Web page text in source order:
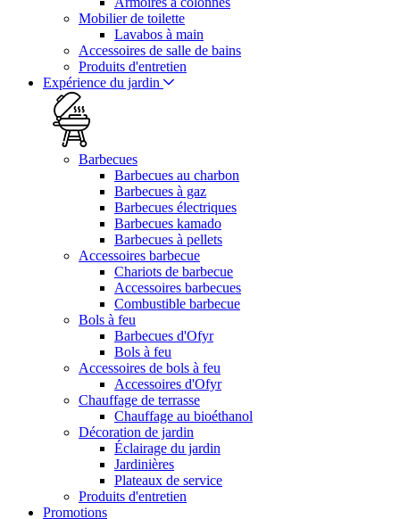
Mobilier de toilette
Lavabos à main
Accessoires de salle de bains
Produits d'entretien
Expérience du jardin
Barbecues
Barbecues au charbon
Barbecues à gaz
Barbecues électriques
Barbecues kamado
Barbecues à pellets
Accessoires barbecue
Chariots de barbecue
Accessoires barbecues
Combustible barbecue
Bols à feu
Barbecues d'Ofyr
Bols à feu
Accessoires de bols à feu
Accessoires d'Ofyr
Chauffage de terrasse
Chauffage au bioéthanol
Décoration de jardin
Éclairage du jardin
Jardinières
Plateaux de service
Produits d'entretien
Promotions